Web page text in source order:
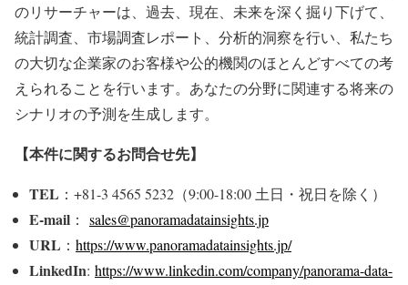
のリサーチャーは、過去、現在、未来を深く掘り下げて、
統計調査、市場調査レポート、分析的洞察を行い、私たち
の大切な企業家のお客様や公的機関のほとんどすべての考
えられることを行います。あなたの分野に関連する将来の
シナリオの予測を生成します。
【本件に関するお問合せ先】
TEL ：+81-3 4565 5232（9:00-18:00 土日・祝日を除く）
E-mail ： sales@panoramadatainsights.jp
URL ： https://www.panoramadatainsights.jp/
LinkedIn: https://www.linkedin.com/company/panorama-data-